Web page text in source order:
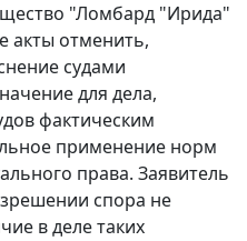
"Ломбард "Ирида"
акты отменить,
судами
для дела,
фактическим
применение норм
права. Заявитель
спора не
в деле таких